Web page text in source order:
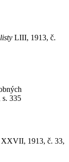
LIII, 1913, č.
335
XXVII, 1913, č. 33,